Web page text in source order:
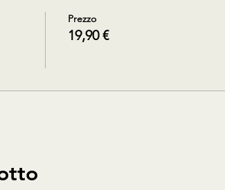
Prezzo
19,90 €